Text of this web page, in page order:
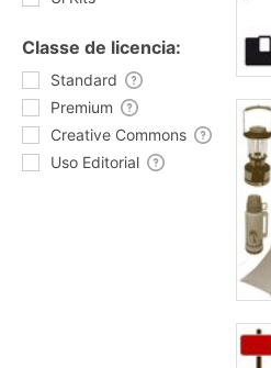
Classe de licencia:
Standard
Premium
Creative Commons
Uso Editorial